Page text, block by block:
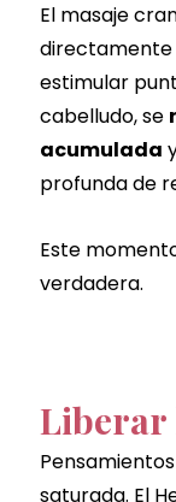
El masaje
directamente
estimular
cabelludo, se
acumulada
profunda de
Este
verdadera.
Liberar
saturada. El